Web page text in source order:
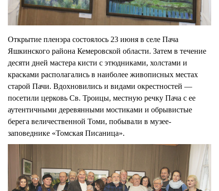
Открытие пленэра состоялось 23 июня в селе Пача
Яшкинского района Кемеровской области. Затем в течение
десяти дней мастера кисти с этюдниками, холстами и
красками располагались в наиболее живописных местах
старой Пачи. Вдохновились и видами окрестностей —
посетили церковь Св. Троицы, местную речку Пача с ее
аутентичными деревянными мостиками и обрывистые
берега величественной Томи, побывали в музее-
заповеднике «Томская Писаница».